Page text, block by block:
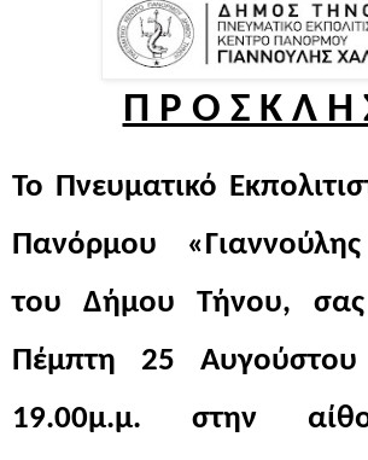
Π Ρ Ο Σ Κ Λ Η
Το Πνευματικό
Πανόρμου
του Δήμου Τήνου, σας
Πέμπτη 25 Αυγούστου
19.00μ.μ. στην